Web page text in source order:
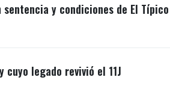
y condiciones de El Típico
legado revivió el 11J